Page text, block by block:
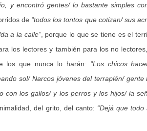
y encontró gentes/ lo bastante simples
de “todos los tontos que cotizan/ sus
a la calle”, porque lo que se tiene es el
los lectores y también para los no
los que nunca lo harán: “Los chicos
sol/ Narcos jóvenes del terraplén/
con los gallos/ y los perros y los hijos/ la
del grito, del canto: “Dejá que